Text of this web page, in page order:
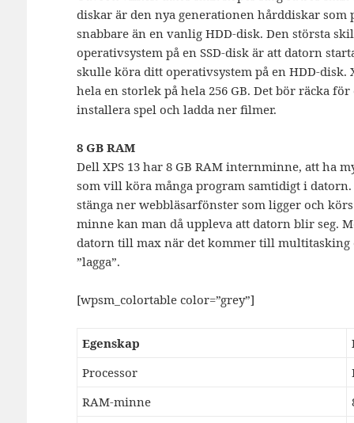
diskar är den nya generationen hårddiskar
snabbare än en vanlig HDD-disk. Den största
operativsystem på en SSD-disk är att datorn
skulle köra ditt operativsystem på en HDD-disk.
hela en storlek på hela 256 GB. Det bör räcka
installera spel och ladda ner filmer.
8 GB RAM
Dell XPS 13 har 8 GB RAM internminne, att ha
som vill köra många program samtidigt i
stänga ner webbläsarfönster som ligger och
minne kan man då uppleva att datorn blir seg.
datorn till max när det kommer till
”lagga”.
[wpsm_colortable color=”grey”]
Egenskap
Processor
RAM-minne